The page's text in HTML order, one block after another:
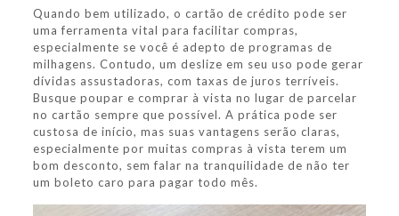
Quando bem utilizado, o cartão de crédito pode ser
uma ferramenta vital para facilitar compras,
especialmente se você é adepto de programas de
milhagens. Contudo, um deslize em seu uso pode gerar
dívidas assustadoras, com taxas de juros terríveis.
Busque poupar e comprar à vista no lugar de parcelar
no cartão sempre que possível. A prática pode ser
custosa de início, mas suas vantagens serão claras,
especialmente por muitas compras à vista terem um
bom desconto, sem falar na tranquilidade de não ter
um boleto caro para pagar todo mês.